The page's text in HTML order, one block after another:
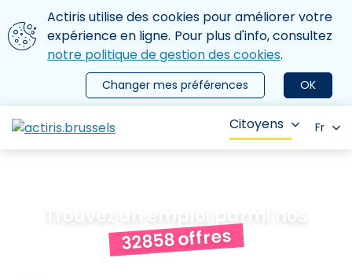
Aller au contenu principal
Nous utilisons des cookies
Actiris utilise des cookies pour améliorer votre
expérience en ligne. Pour plus d'info, consultez
notre politique de gestion des cookies.
OK
Changer mes préférences
le menu
Citoyens Fr
Trouvez un emploi parmi nos
32858offres